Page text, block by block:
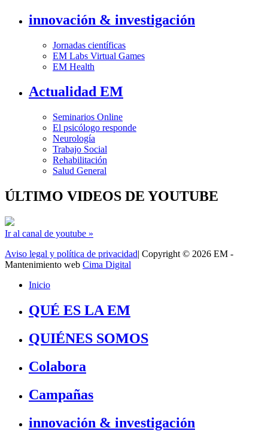
innovación & investigación
Jornadas científicas
EM Labs Virtual Games
EM Health
Actualidad EM
Seminarios Online
El psicólogo responde
Neurología
Trabajo Social
Rehabilitación
Salud General
ÚLTIMO VIDEOS DE YOUTUBE
Ir al canal de youtube »
Aviso legal y política de privacidad| Copyright © 2026 EM -
Mantenimiento web Cima Digital
Inicio
QUÉ ES LA EM
QUIÉNES SOMOS
Colabora
Campañas
innovación & investigación